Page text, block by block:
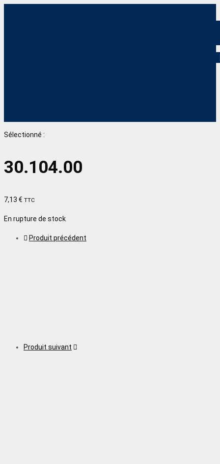
Sélectionné :
30.104.00
7,13 € TTC
En rupture de stock
Produit précédent
Produit suivant